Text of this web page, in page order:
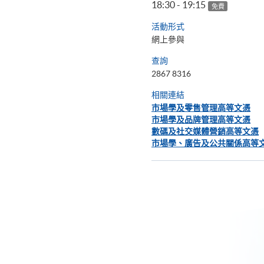
18:30 - 19:15 免費
活動形式
網上參與
查詢
2867 8316
相關連結
市場學及零售管理高等文憑
市場學及品牌管理高等文憑
數碼及社交媒體營銷高等文憑
市場學、廣告及公共關係高等